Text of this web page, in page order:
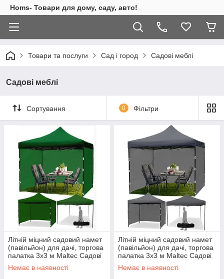
Homs- Товари для дому, саду, авто!
Товари та послуги Сад і город Садові меблі
Садові меблі
Сортування 0 Фільтри
Літній міцний садовий намет
(павільйон) для дачі, торгова
палатка 3х3 м Maltec Садові
павільйони для відпочинку
Немає в наявності
Літній міцний садовий намет
(павільйон) для дачі, торгова
палатка 3х3 м Maltec Садові
павільйони для відпочинку
Немає в наявності